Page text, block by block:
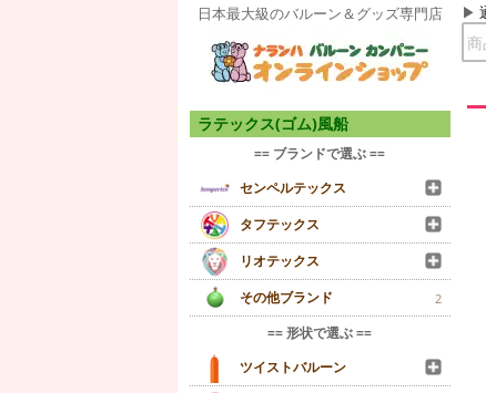
日本最大級のバルーン＆グッズ専門店
ラテックス(ゴム)風船
== ブランドで選ぶ ==
センペルテックス
タフテックス
リオテックス
その他ブランド
2
== 形状で選ぶ ==
ツイストバルーン